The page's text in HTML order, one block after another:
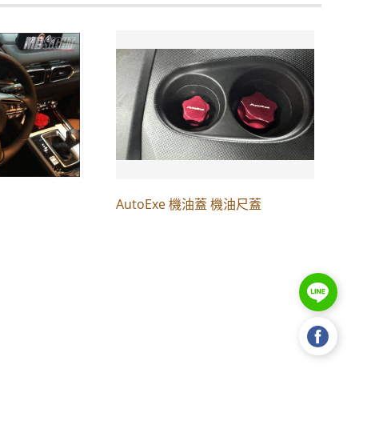
AutoExe 機油蓋 機油尺蓋